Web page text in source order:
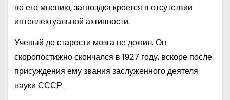
по его мнению, загвоздка кроется в отсутствии
интеллектуальной активности.
Ученый до старости мозга не дожил. Он
скоропостижно скончался в 1927 году, вскоре после
присуждения ему звания заслуженного деятеля
науки СССР.